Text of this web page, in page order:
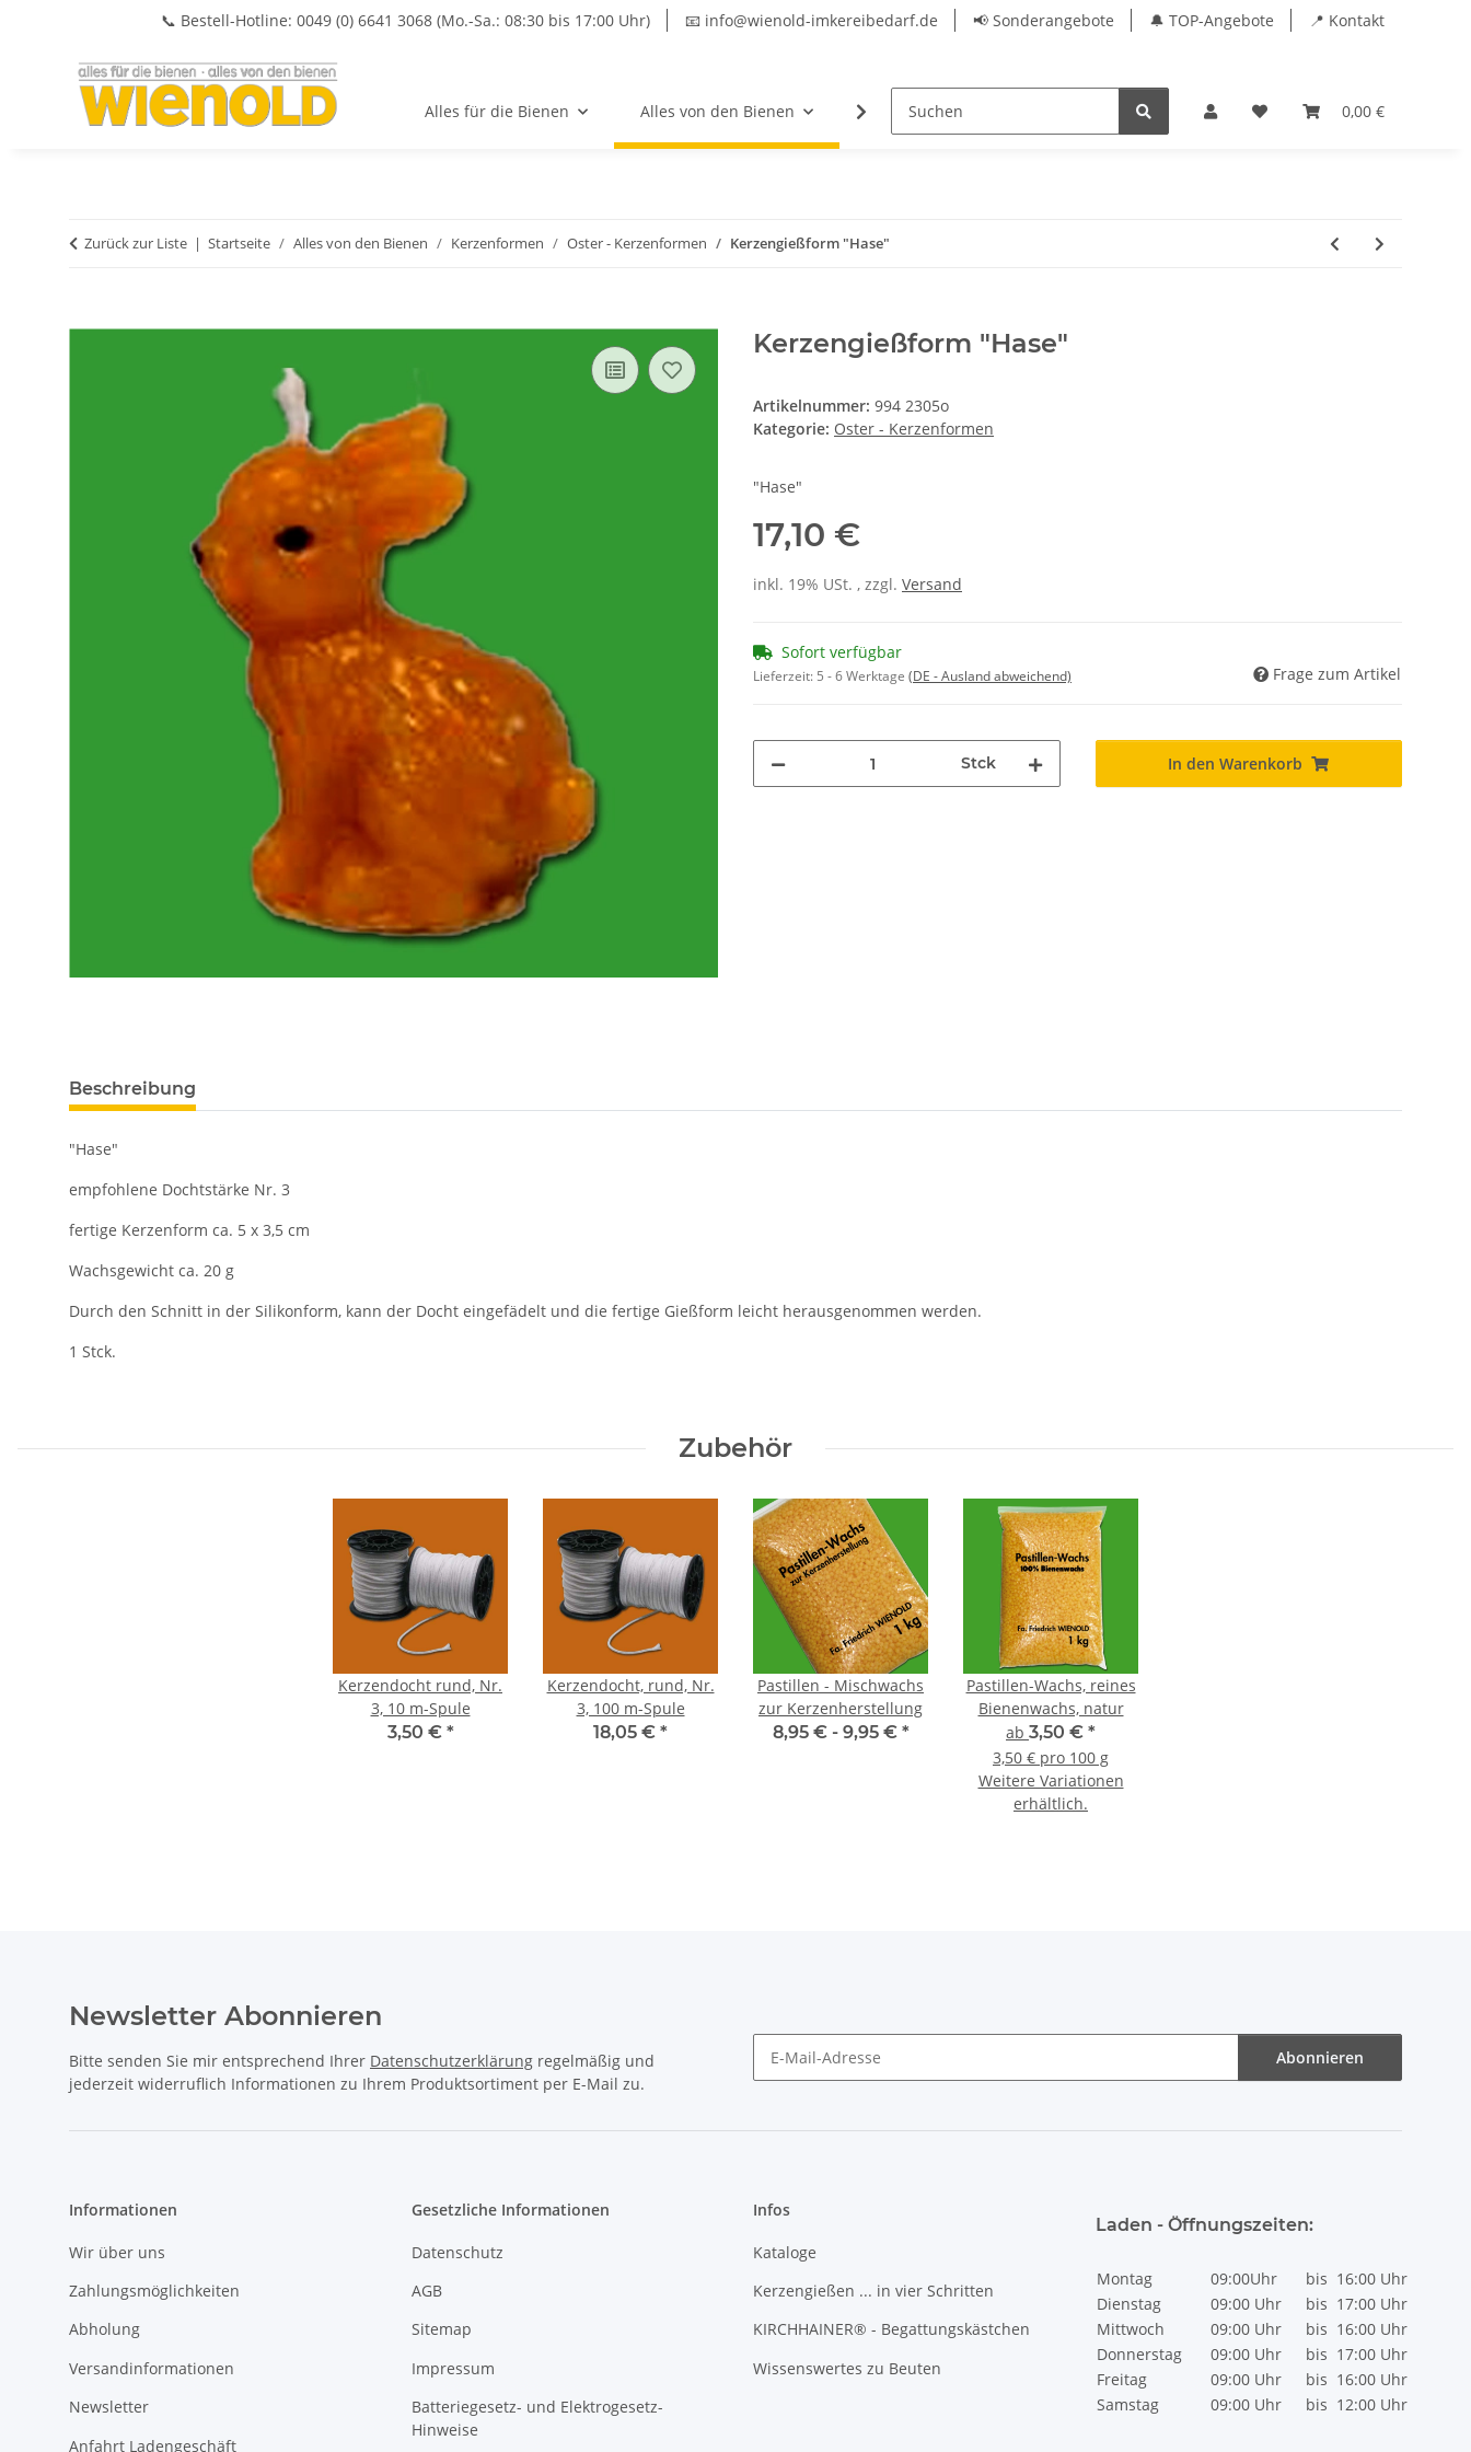
📞 Bestell-Hotline: 0049 (0) 6641 3068 (Mo.-Sa.: 08:30 bis 17:00 Uhr) 📧 info@wienold-imkereibedarf.de 📢 Sonderangebote 🔔 TOP-Angebote 📍 Kontakt
0,00 €
Alles für die Bienen Alles von den Bienen Hersteller
Zurück zur Liste Startseite Alles von den Bienen Kerzenformen Oster - Kerzenformen Kerzengießform "Hase"
Kerzengießform "Hase"
Artikelnummer: 994 2305o
Kategorie: Oster - Kerzenformen
"Hase"
17,10 €
inkl. 19% USt. , zzgl. Versand
Sofort verfügbar
Lieferzeit: 5 - 6 Werktage (DE - Ausland abweichend) Frage zum Artikel
Stck In den Warenkorb
Beschreibung
"Hase"
empfohlene Dochtstärke Nr. 3
fertige Kerzenform ca. 5 x 3,5 cm
Wachsgewicht ca. 20 g
Durch den Schnitt in der Silikonform, kann der Docht eingefädelt und die fertige Gießform leicht herausgenommen werden.
1 Stck.
Zubehör
Kerzendocht rund, Nr.
3, 10 m-Spule
3,50 € *
Kerzendocht, rund, Nr.
3, 100 m-Spule
18,05 € *
Pastillen - Mischwachs
zur Kerzenherstellung
8,95 € - 9,95 € *
Pastillen-Wachs, reines
Bienenwachs, natur
ab 3,50 € *
3,50 € pro 100 g
Weitere Variationen
erhältlich.
Newsletter Abonnieren
Bitte senden Sie mir entsprechend Ihrer Datenschutzerklärung regelmäßig und
jederzeit widerruflich Informationen zu Ihrem Produktsortiment per E-Mail zu.
Abonnieren
Informationen
Wir über uns
Zahlungsmöglichkeiten
Abholung
Versandinformationen
Newsletter
Anfahrt Ladengeschäft
Gesetzliche Informationen
Datenschutz
AGB
Sitemap
Impressum
Batteriegesetz- und Elektrogesetz-
Hinweise
Infos
Kataloge
Kerzengießen ... in vier Schritten
KIRCHHAINER® - Begattungskästchen
Wissenswertes zu Beuten
Laden - Öffnungszeiten:
Montag 09:00Uhr bis 16:00 Uhr
Dienstag
09:00 Uhr bis 17:00 Uhr
Mittwoch
09:00 Uhr bis 16:00 Uhr
Donnerstag
09:00 Uhr bis 17:00 Uhr
Freitag
09:00 Uhr bis 16:00 Uhr
Samstag
09:00 Uhr bis 12:00 Uhr